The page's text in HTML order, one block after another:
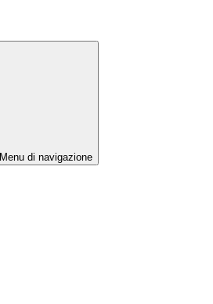
Menu di navigazione